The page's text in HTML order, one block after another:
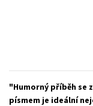
Humorný příběh se
písmem je ideální